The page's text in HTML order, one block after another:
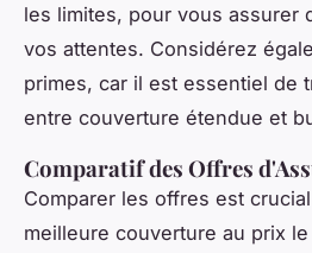
les limites, pour vous assurer
vos attentes. Considérez
primes, car il est essentiel de
entre couverture étendue et
Comparatif des Offres
Comparer les offres est
meilleure couverture au prix